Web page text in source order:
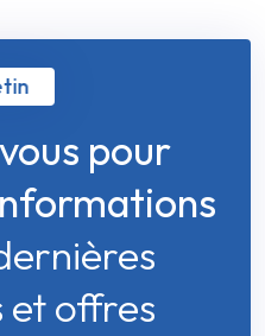
pour
et offres